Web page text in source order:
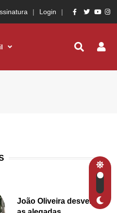
Login
João Oliveira desvenda